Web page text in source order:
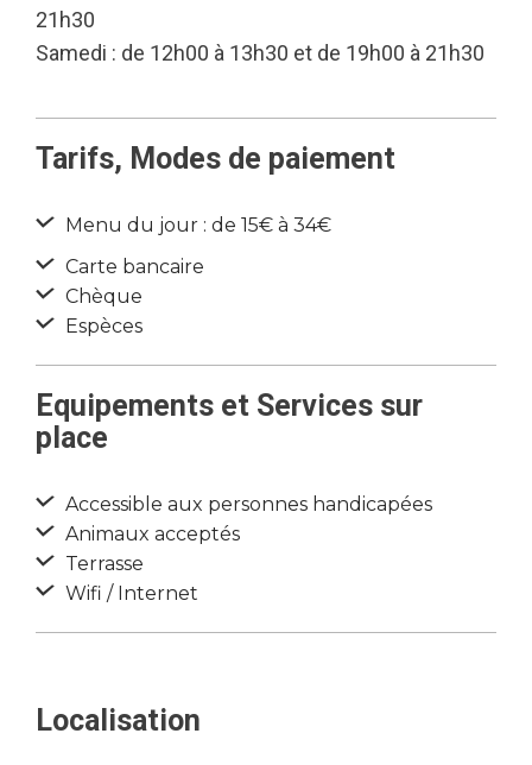
21h30
Samedi : de 12h00 à 13h30 et de 19h00 à 21h30
Tarifs, Modes de paiement
Menu du jour : de 15€ à 34€
Carte bancaire
Chèque
Espèces
Equipements et Services sur
place
Accessible aux personnes handicapées
Animaux acceptés
Terrasse
Wifi / Internet
Localisation